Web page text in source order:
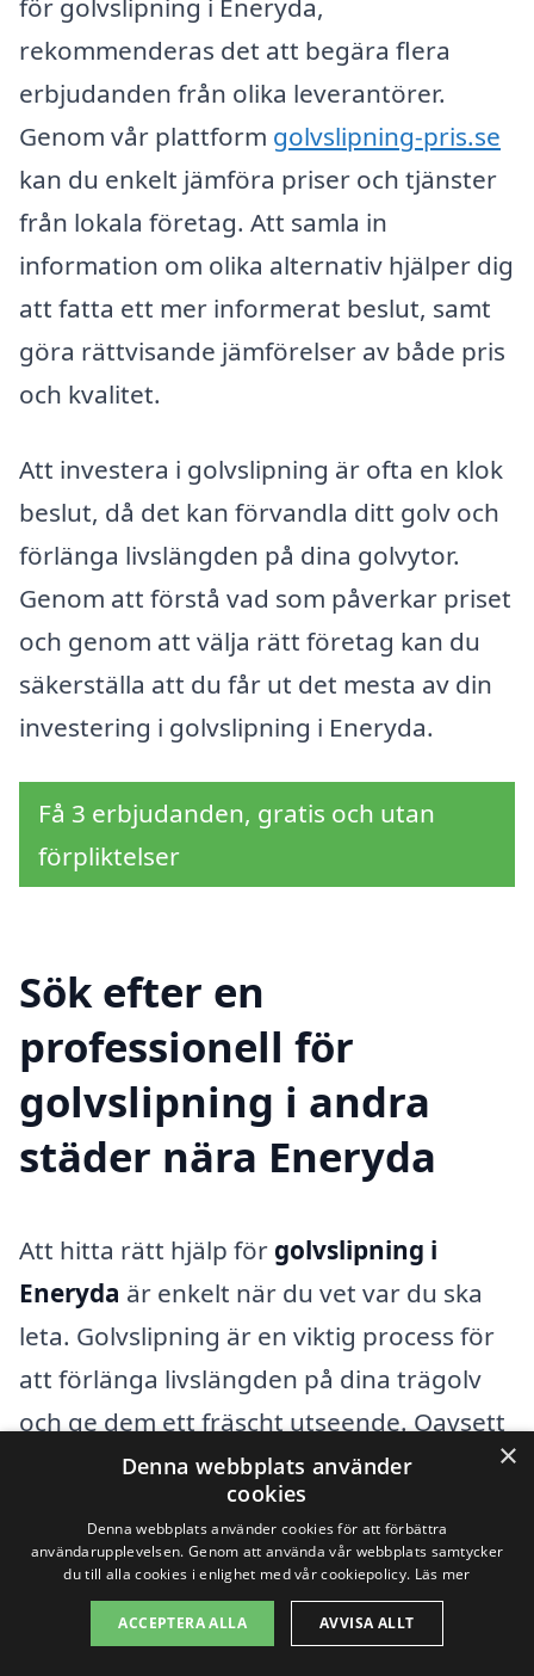
rekommenderas det att begära flera
erbjudanden från olika leverantörer.
Genom vår plattform golvslipning-pris.se
kan du enkelt jämföra priser och tjänster
från lokala företag. Att samla in
information om olika alternativ hjälper dig
att fatta ett mer informerat beslut, samt
göra rättvisande jämförelser av både pris
och kvalitet.
Att investera i golvslipning är ofta en klok
beslut, då det kan förvandla ditt golv och
förlänga livslängden på dina golvytor.
Genom att förstå vad som påverkar priset
och genom att välja rätt företag kan du
säkerställa att du får ut det mesta av din
investering i golvslipning i Eneryda.
Få 3 erbjudanden, gratis och utan
förpliktelser
Sök efter en
professionell för
golvslipning i andra
städer nära Eneryda
Att hitta rätt hjälp för golvslipning i
Eneryda är enkelt när du vet var du ska
leta. Golvslipning är en viktig process för
att förlänga livslängden på dina trägolv
och ge dem ett fräscht utseende. Oavsett
om du planerar att slipa ett gammalt golv
i hemmet eller i en kommersiell lokal,
finns det många professionella företag i
närheten av Eneryda som kan hjälpa dig.
×
Denna webbplats använder
cookies
Denna webbplats använder cookies för att förbättra
användarupplevelsen. Genom att använda vår webbplats samtycker
du till alla cookies i enlighet med vår cookiepolicy. Läs mer
ACCEPTERA ALLA AVVISA ALLT